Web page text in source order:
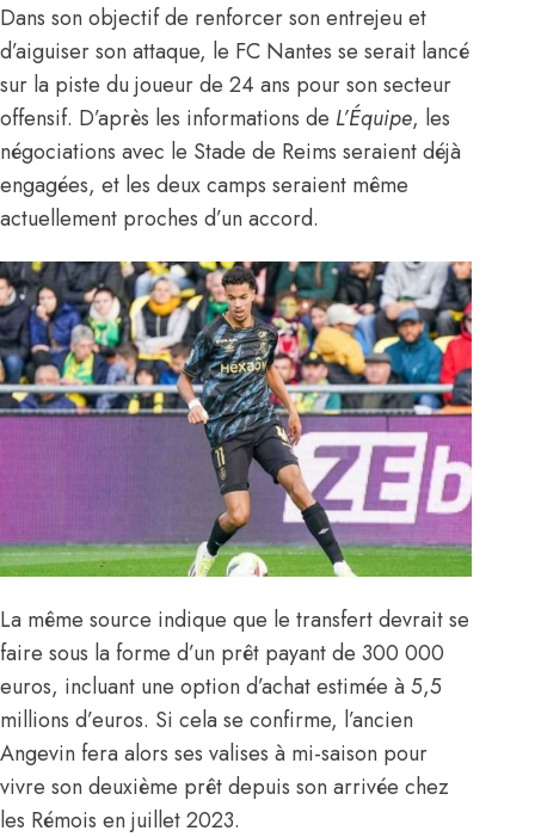
Dans son objectif de renforcer son entrejeu et
d’aiguiser son attaque, le FC Nantes se serait lancé
sur la piste du joueur de 24 ans pour son secteur
offensif. D’après les informations de L’Équipe, les
négociations avec le Stade de Reims seraient déjà
engagées, et les deux camps seraient même
actuellement proches d’un accord.
La même source indique que le transfert devrait se
faire sous la forme d’un prêt payant de 300 000
euros, incluant une option d’achat estimée à 5,5
millions d’euros. Si cela se confirme, l’ancien
Angevin fera alors ses valises à mi-saison pour
vivre son deuxième prêt depuis son arrivée chez
les Rémois en juillet 2023.